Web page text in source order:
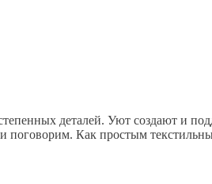
деталей. Уют создают и
поговорим. Как простым